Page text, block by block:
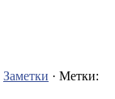
Заметки · Метки: